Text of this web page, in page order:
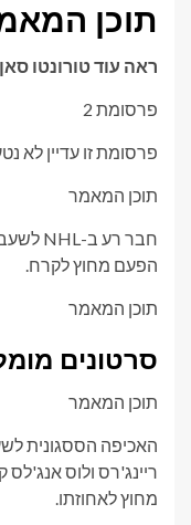
תוכן
ראה עוד טורונטו
פרסומת 2
פרסומת זו עדיין לא
תוכן המאמר
חבר רע ב-NHL לשעבר
הפעם מחוץ לקרח.
תוכן המאמר
סרטונים
תוכן המאמר
האכיפה הססגונית
ריינג'רס ולוס אנג'לס
מחוץ לאחוזתו.